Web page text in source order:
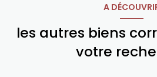
A
les autres biens
votre